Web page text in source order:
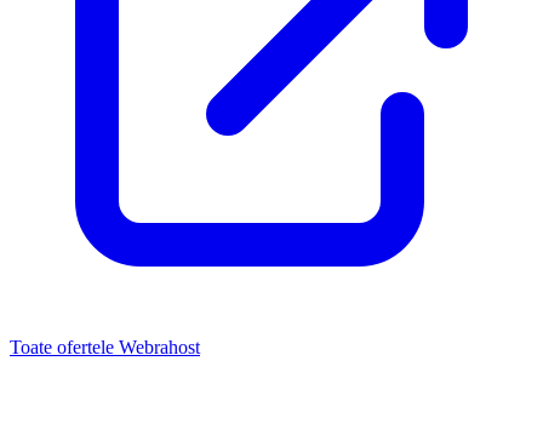
Toate ofertele Webrahost